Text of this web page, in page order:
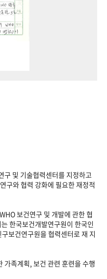
및 기술협력센터를 지정하고
구와 협력 강화에 필요한 재정적
보건연구 및 개발에 관한 협
한국보건개발연구원이 한국인
보건연구원을 협력센터로 재 지
가족계획, 보건 관련 훈련을 수행